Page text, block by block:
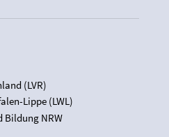
(LVR)
Lippe (LWL)
Bildung NRW